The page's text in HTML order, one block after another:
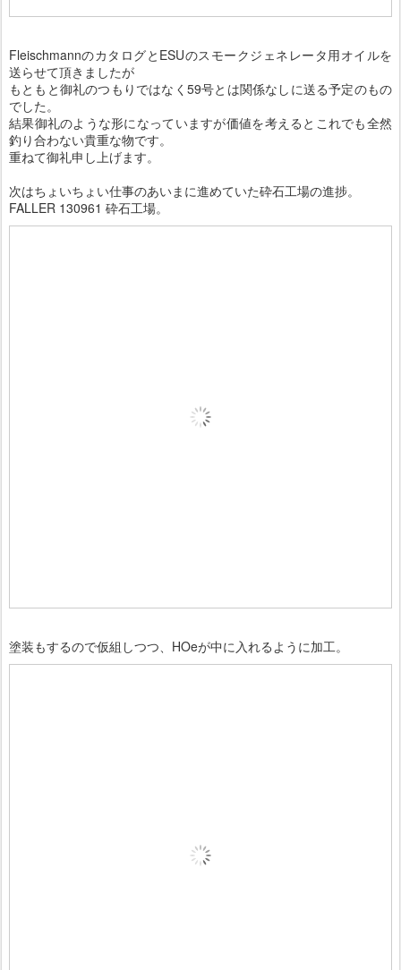
FleischmannのカタログとESUのスモークジェネレータ用オイルを
送らせて頂きましたが
もともと御礼のつもりではなく59号とは関係なしに送る予定のもの
でした。
結果御礼のような形になっていますが価値を考えるとこれでも全然
釣り合わない貴重な物です。
重ねて御礼申し上げます。
次はちょいちょい仕事のあいまに進めていた砕石工場の進捗。
FALLER 130961 砕石工場。
塗装もするので仮組しつつ、HOeが中に入れるように加工。